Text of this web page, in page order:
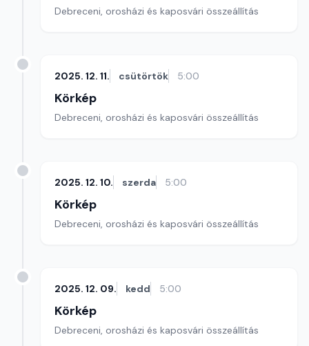
Debreceni, orosházi és kaposvári összeállítás
2025. 12. 11. csütörtök 5:00
Körkép
Debreceni, orosházi és kaposvári összeállítás
2025. 12. 10. szerda 5:00
Körkép
Debreceni, orosházi és kaposvári összeállítás
2025. 12. 09. kedd 5:00
Körkép
Debreceni, orosházi és kaposvári összeállítás